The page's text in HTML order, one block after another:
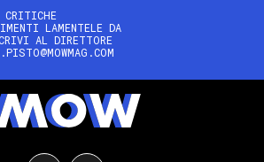
LAMENTELE DA
AL DIRETTORE